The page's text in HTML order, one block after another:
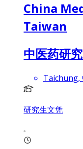
China
Taiwan
中医药研
Taichung,
研究生文凭